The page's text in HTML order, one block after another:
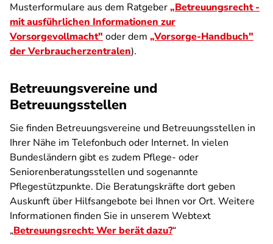
Musterformulare aus dem Ratgeber„Betreuungsrecht -
mit ausführlichen Informationen zur
Vorsorgevollmacht" oder dem „Vorsorge-Handbuch"
der Verbraucherzentralen).
Betreuungsvereine und
Betreuungsstellen
Sie finden Betreuungsvereine und Betreuungsstellen in
Ihrer Nähe im Telefonbuch oder Internet. In vielen
Bundesländern gibt es zudem Pflege- oder
Seniorenberatungsstellen und sogenannte
Pflegestützpunkte. Die Beratungskräfte dort geben
Auskunft über Hilfsangebote bei Ihnen vor Ort. Weitere
Informationen finden Sie in unserem Webtext
„Betreuungsrecht: Wer berät dazu?“